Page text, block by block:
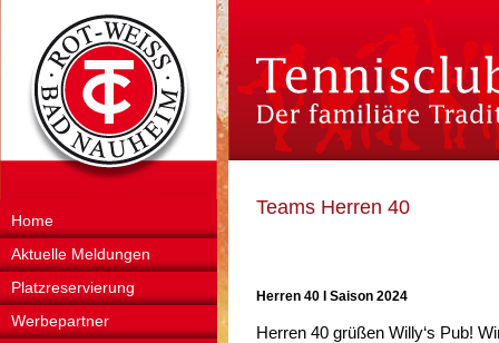
Home
Aktuelle Meldungen
Platzreservierung
Werbepartner
Teams Herren 40
Herren 40 I Saison 2024
Herren 40 grüßen Willy‘s Pub!